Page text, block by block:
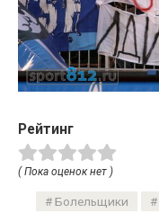
Рейтинг
( Пока оценок нет )
Болельщики